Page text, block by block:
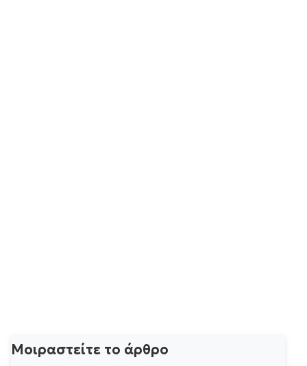
Μοιραστείτε το άρθρο